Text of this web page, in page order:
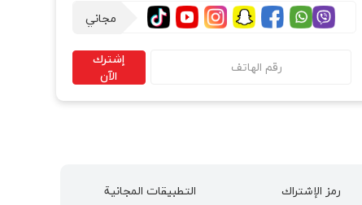
مجاني
إشترك
الآن
رمز الإشتراك التطبیقات المجانية